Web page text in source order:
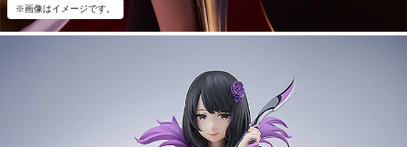
※画像はイメージです。